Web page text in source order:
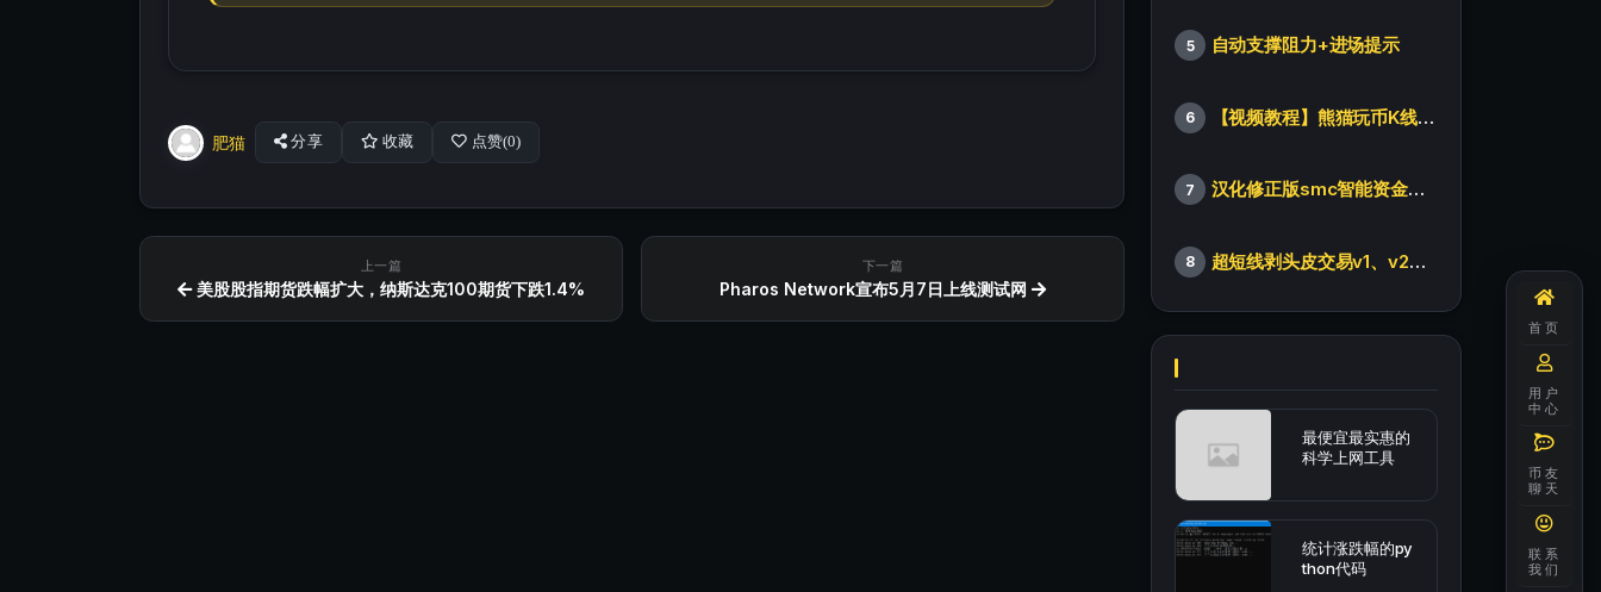
肥猫 分享 收藏 点赞(0)
上一篇
美股股指期货跌幅扩大，纳斯达克100期货下跌1.4%
下一篇
Pharos Network宣布5月7日上线测试网
5 自动支撑阻力+进场提示
6 【视频教程】熊猫玩币K线后的秘密（全集）
7 汉化修正版smc智能资金订单指标
8 超短线剥头皮交易v1、v2版本
最便宜最实惠的
科学上网工具
统计涨跌幅的py
thon代码
首页
用户
中心
币友
聊天
联系
我们